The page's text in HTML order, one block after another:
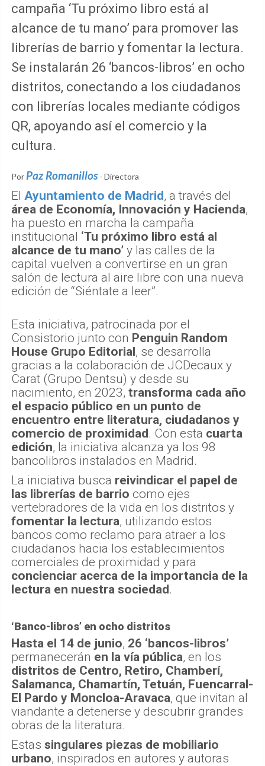
campaña ‘Tu próximo libro está al
alcance de tu mano’ para promover las
librerías de barrio y fomentar la lectura.
Se instalarán 26 ‘bancos-libros’ en ocho
distritos, conectando a los ciudadanos
con librerías locales mediante códigos
QR, apoyando así el comercio y la
cultura.
Por Paz Romanillos - Directora
El Ayuntamiento de Madrid, a través del
área de Economía, Innovación y Hacienda,
ha puesto en marcha la campaña
institucional ‘Tu próximo libro está al
alcance de tu mano’ y las calles de la
capital vuelven a convertirse en un gran
salón de lectura al aire libre con una nueva
edición de “Siéntate a leer”.
Esta iniciativa, patrocinada por el
Consistorio junto con Penguin Random
House Grupo Editorial, se desarrolla
gracias a la colaboración de JCDecaux y
Carat (Grupo Dentsu) y desde su
nacimiento, en 2023, transforma cada año
el espacio público en un punto de
encuentro entre literatura, ciudadanos y
comercio de proximidad. Con esta cuarta
edición, la iniciativa alcanza ya los 98
bancolibros instalados en Madrid.
La iniciativa busca reivindicar el papel de
las librerías de barrio como ejes
vertebradores de la vida en los distritos y
fomentar la lectura, utilizando estos
bancos como reclamo para atraer a los
ciudadanos hacia los establecimientos
comerciales de proximidad y para
concienciar acerca de la importancia de la
lectura en nuestra sociedad.
‘Banco-libros’ en ocho distritos
Hasta el 14 de junio, 26 ‘bancos-libros’
permanecerán en la vía pública, en los
distritos de Centro, Retiro, Chamberí,
Salamanca, Chamartín, Tetuán, Fuencarral-
El Pardo y Moncloa-Aravaca, que invitan al
viandante a detenerse y descubrir grandes
obras de la literatura.
Estas singulares piezas de mobiliario
urbano, inspirados en autores y autoras